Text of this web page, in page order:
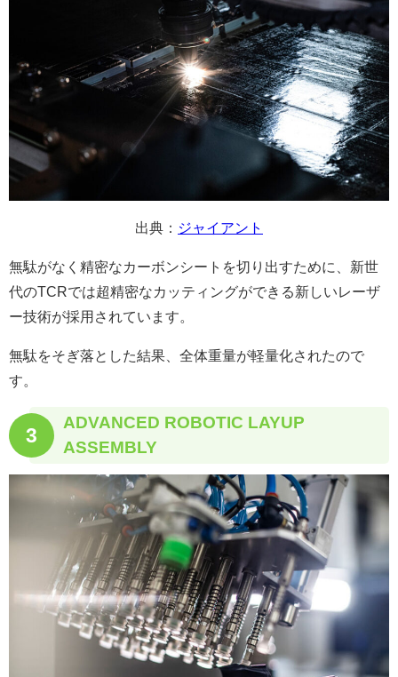
出典： ジャイアント
無駄がなく精密なカーボンシートを切り出すために、新世
代のTCRでは超精密なカッティングができる新しいレーザ
ー技術が採用されています。
無駄をそぎ落とした結果、全体重量が軽量化されたので
す。
3
ADVANCED ROBOTIC LAYUP
ASSEMBLY